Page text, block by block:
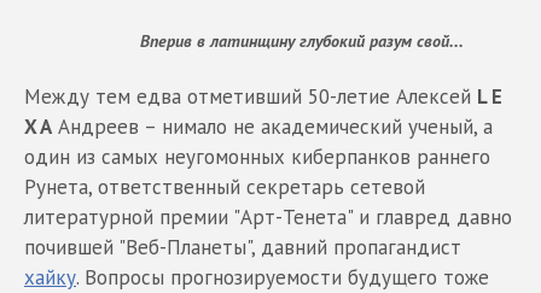
Вперив в латинщину глубокий разум свой...
Между тем едва отметивший 50-летие Алексей L E
X A Андреев – нимало не академический ученый, а
один из самых неугомонных киберпанков раннего
Рунета, ответственный секретарь сетевой
литературной премии "Арт-Тенета" и главред давно
почившей "Веб-Планеты", давний пропагандист
хайку. Вопросы прогнозируемости будущего тоже